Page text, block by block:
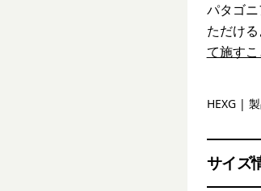
パタゴ
ただける
て施すこ
Hex
HEXG |
サイズ